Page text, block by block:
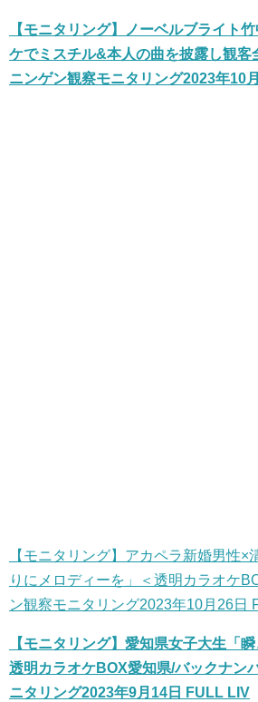
【モニタリング】ノーベルブライト
ケでミスチル&本人の曲を披露し観客
ニンゲン観察モニタリング2023年10
【モニタリング】アカペラ新婚男性×
りにメロディーを」＜透明カラオケ
ン観察モニタリング2023年10月26日
【モニタリング】愛知県女子大生「
透明カラオケBOX愛知県/バックナン
ニタリング2023年9月14日 FULL LIV